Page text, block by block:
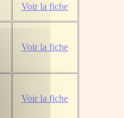
Voir la fiche
Voir la fiche
Voir la fiche